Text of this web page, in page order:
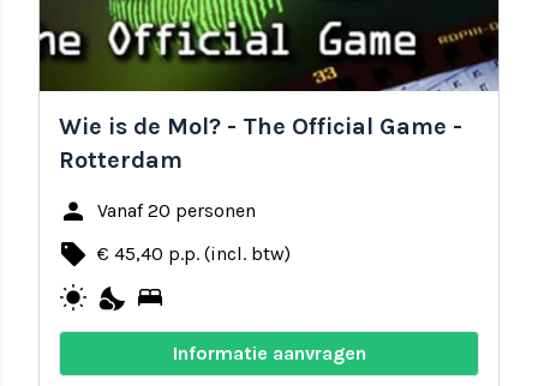
Wie is de Mol? - The Official Game -
Rotterdam
person Vanaf 20 personen
local_offer € 45,40 p.p. (incl. btw)
wb_sunny nights_stay bed
Informatie aanvragen